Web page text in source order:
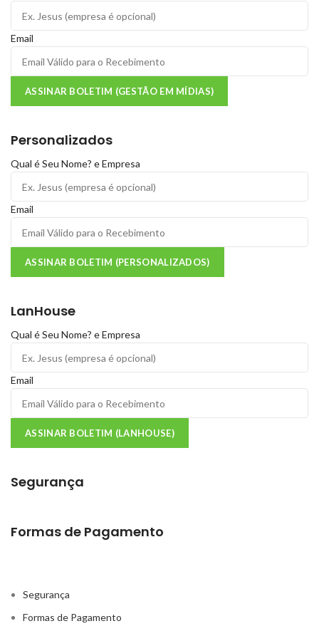
Email
ASSINAR BOLETIM (GESTÃO EM MÍDIAS)
Personalizados
Qual é Seu Nome? e Empresa
Email
ASSINAR BOLETIM (PERSONALIZADOS)
LanHouse
Qual é Seu Nome? e Empresa
Email
ASSINAR BOLETIM (LANHOUSE)
Segurança
Formas de Pagamento
Segurança
Formas de Pagamento